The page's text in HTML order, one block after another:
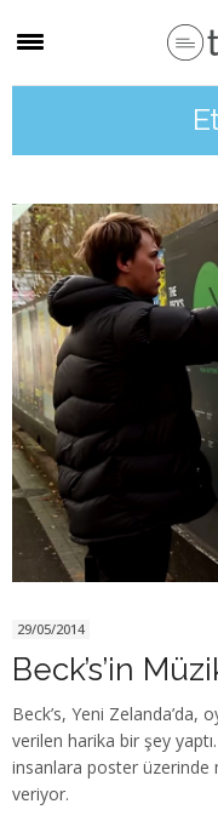
29/05/2014
Beck’s’in
Beck’s, Yeni Zelanda’da,
verilen harika bir şey
insanlara poster üzerinde
veriyor.